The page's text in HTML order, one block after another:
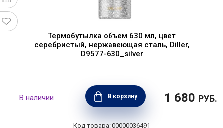
Термобутылка объем 630 мл, цвет
серебристый, нержавеющая сталь, Diller,
D9577-630_silver
В корзину 1 680 РУБ.
00000036491